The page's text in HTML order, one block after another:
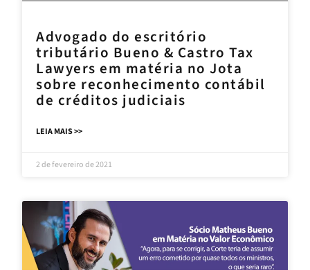
Advogado do escritório
tributário Bueno & Castro Tax
Lawyers em matéria no Jota
sobre reconhecimento contábil
de créditos judiciais
LEIA MAIS >>
2 de fevereiro de 2021